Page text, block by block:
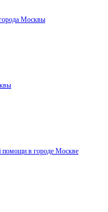
Москвы
помощи в городе Москве